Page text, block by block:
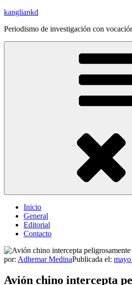
Saltar
contenido
kangliankd
Periodismo de investigación con
Inicio
General
Editorial
Contacto
por: Adhemar MedinaPublicada el:
Avión chino intercepta